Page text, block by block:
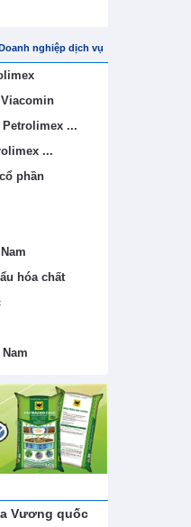
nghiệp dịch vụ
...
...
phần
hóa chất
Vương quốc